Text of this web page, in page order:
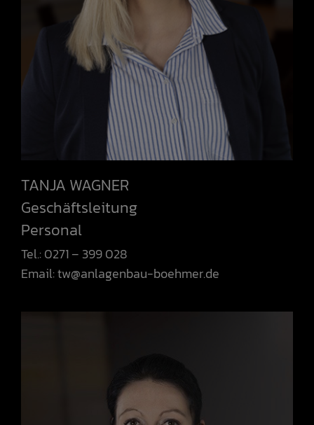
TANJA WAGNER
Geschäftsleitung
Personal
Tel.: 0271 – 399 028
Email:tw@anlagenbau-boehmer.de